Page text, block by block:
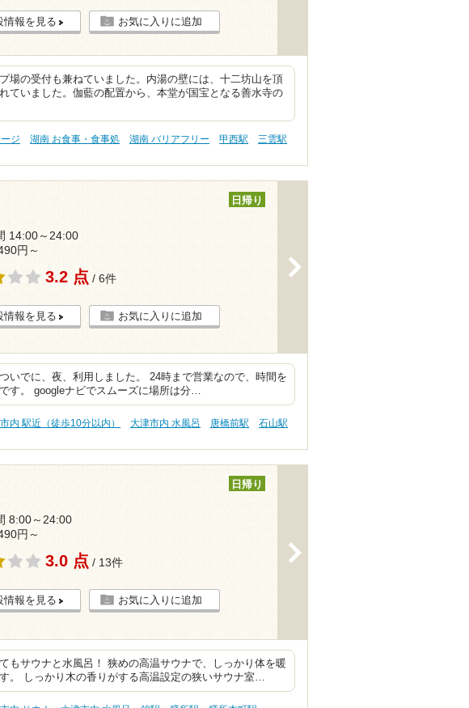
情報を見る お気に入りに追加
場の受付も兼ねていました。内湯の壁には、十二坊山を頂
ていました。伽藍の配置から、本堂が国宝となる善水寺の
ジ 湖南 お食事・食事処 湖南 バリアフリー 甲西駅
三雲駅
日帰り
14:00～24:00
円～
3.2 点 / 6件
情報を見る お気に入りに追加
いでに、夜、利用しました。 24時まで営業なので、時間を
す。 googleナビでスムーズに場所は分…
内 駅近（徒歩10分以内） 大津市内 水風呂 唐橋前駅
石山駅
日帰り
8:00～24:00
円～
3.0 点 / 13件
情報を見る お気に入りに追加
もサウナと水風呂！ 狭めの高温サウナで、しっかり体を暖
。 しっかり木の香りがする高温設定の狭いサウナ室…